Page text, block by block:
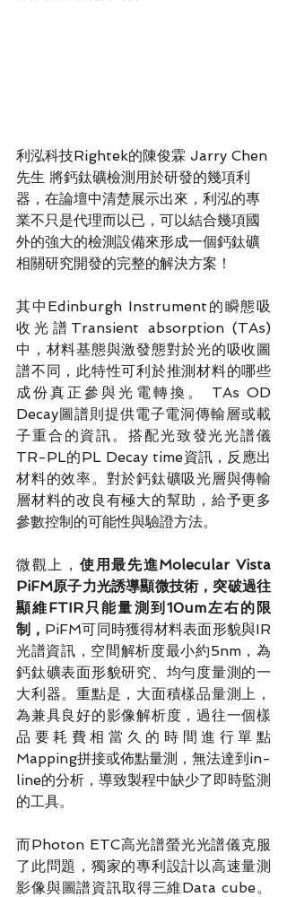
利泓科技Rightek的陳俊霖 Jarry Chen
先生 將鈣鈦礦檢測用於研發的幾項利
器，在論壇中清楚展示出來，利泓的專
業不只是代理而以已，可以結合幾項國
外的強大的檢測設備來形成一個鈣鈦礦
相關研究開發的完整的解決方案！
其中Edinburgh Instrument的瞬態吸
收光譜Transient absorption (TAs)
中，材料基態與激發態對於光的吸收圖
譜不同，此特性可利於推測材料的哪些
成份真正參與光電轉換。 TAs OD
Decay圖譜則提供電子電洞傳輸層或載
子重合的資訊。搭配光致發光光譜儀
TR-PL的PL Decay time資訊，反應出
材料的效率。對於鈣鈦礦吸光層與傳輸
層材料的改良有極大的幫助，給予更多
參數控制的可能性與驗證方法。
微觀上， 使用最先進Molecular Vista
PiFM原子力光誘導顯微技術，突破過往
顯維FTIR只能量測到10um左右的限
制， PiFM可同時獲得材料表面形貌與IR
光譜資訊，空間解析度最小約5nm，為
鈣鈦礦表面形貌研究、均勻度量測的一
大利器。重點是，大面積樣品量測上，
為兼具良好的影像解析度，過往一個樣
品要耗費相當久的時間進行單點
Mapping拼接或佈點量測，無法達到in-
line的分析，導致製程中缺少了即時監測
的工具。
而Photon ETC高光譜螢光光譜儀克服
了此問題，獨家的專利設計以高速量測
影像與圖譜資訊取得三維Data cube。